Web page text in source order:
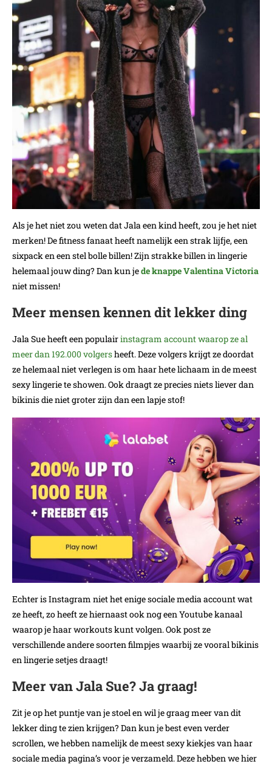
Als je het niet zou weten dat Jala een kind heeft, zou je het niet
merken! De fitness fanaat heeft namelijk een strak lijfje, een
sixpack en een stel bolle billen! Zijn strakke billen in lingerie
helemaal jouw ding? Dan kun jede knappe Valentina Victoria
niet missen!
Meer mensen kennen dit lekker ding
Jala Sue heeft een populairinstagram account waarop ze al
meer dan 192.000 volgersheeft. Deze volgers krijgt ze doordat
ze helemaal niet verlegen is om haar hete lichaam in de meest
sexy lingerie te showen. Ook draagt ze precies niets liever dan
bikinis die niet groter zijn dan een lapje stof!
Echter is Instagram niet het enige sociale media account wat
ze heeft, zo heeft ze hiernaast ook nog een Youtube kanaal
waarop je haar workouts kunt volgen. Ook post ze
verschillende andere soorten filmpjes waarbij ze vooral bikinis
en lingerie setjes draagt!
Meer van Jala Sue? Ja graag!
Zit je op het puntje van je stoel en wil je graag meer van dit
lekker ding te zien krijgen? Dan kun je best even verder
scrollen, we hebben namelijk de meest sexy kiekjes van haar
sociale media pagina’s voor je verzameld. Deze hebben we hier